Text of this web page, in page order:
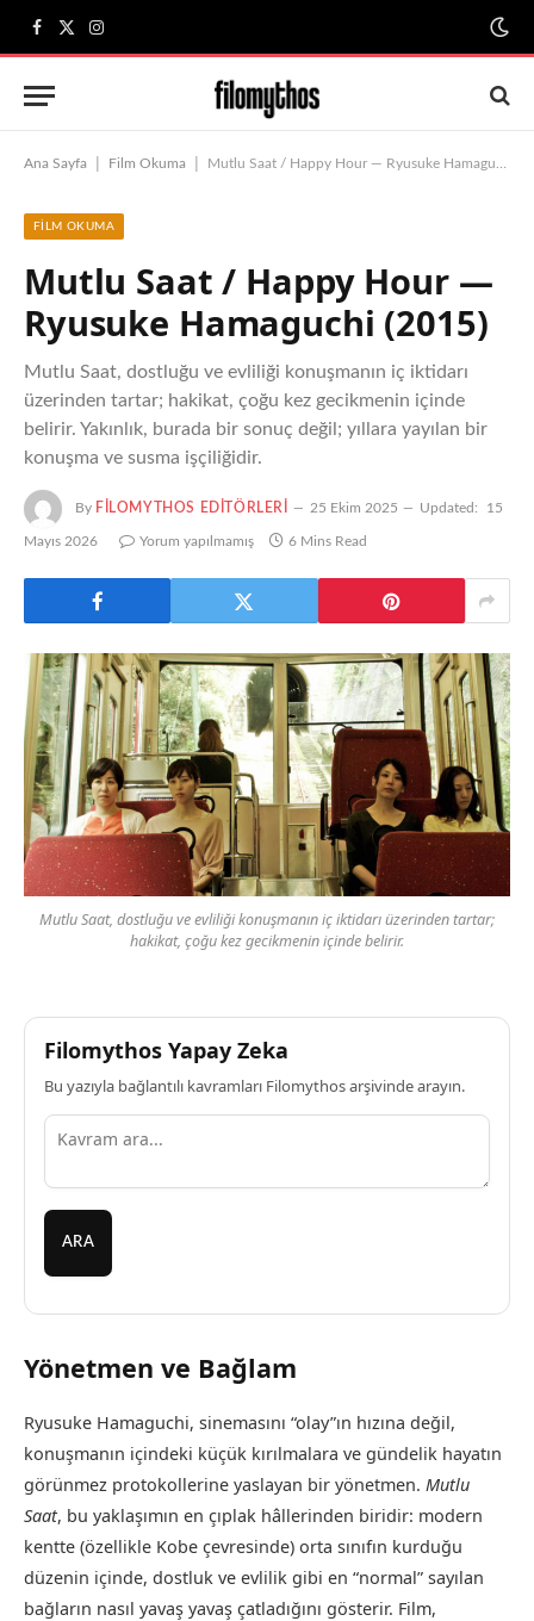
Facebook
X
(Twitter)
Instagram
Ana Sayfa Film Okuma Mutlu Saat / Happy Hour — Ryusuke Hamaguchi (2015)
FILM OKUMA
Mutlu Saat / Happy Hour —
Ryusuke Hamaguchi (2015)
Mutlu Saat, dostluğu ve evliliği konuşmanın iç iktidarı
üzerinden tartar; hakikat, çoğu kez gecikmenin içinde
belirir. Yakınlık, burada bir sonuç değil; yıllara yayılan bir
konuşma ve susma işçiliğidir.
By FILOMYTHOS EDITÖRLERI 25 Ekim 2025 Updated: 15
Mayıs 2026 Yorum yapılmamış 6 Mins Read
Mutlu Saat, dostluğu ve evliliği konuşmanın iç iktidarı üzerinden tartar;
hakikat, çoğu kez gecikmenin içinde belirir.
Filomythos Yapay Zeka
Bu yazıyla bağlantılı kavramları Filomythos arşivinde arayın.
ARA
Yönetmen ve Bağlam
Ryusuke Hamaguchi, sinemasını “olay”ın hızına değil,
konuşmanın içindeki küçük kırılmalara ve gündelik hayatın
görünmez protokollerine yaslayan bir yönetmen. Mutlu
Saat, bu yaklaşımın en çıplak hâllerinden biridir: modern
kentte (özellikle Kobe çevresinde) orta sınıfın kurduğu
düzenin içinde, dostluk ve evlilik gibi en “normal” sayılan
bağların nasıl yavaş yavaş çatladığını gösterir. Film,